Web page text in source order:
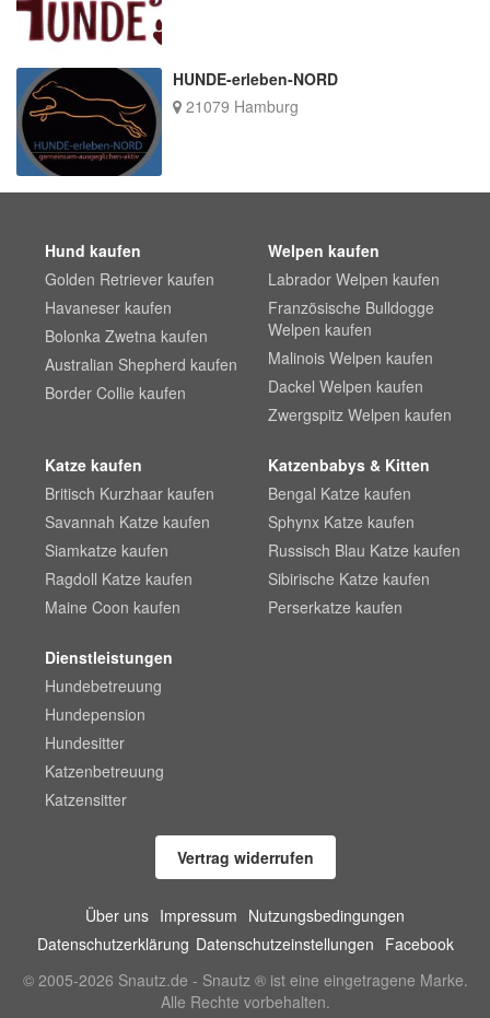
HUNDE-erleben-NORD
21079 Hamburg
Hund kaufen
Golden Retriever kaufen
Havaneser kaufen
Bolonka Zwetna kaufen
Australian Shepherd kaufen
Border Collie kaufen
Welpen kaufen
Labrador Welpen kaufen
Französische Bulldogge
Welpen kaufen
Malinois Welpen kaufen
Dackel Welpen kaufen
Zwergspitz Welpen kaufen
Katze kaufen
Britisch Kurzhaar kaufen
Savannah Katze kaufen
Siamkatze kaufen
Ragdoll Katze kaufen
Maine Coon kaufen
Katzenbabys & Kitten
Bengal Katze kaufen
Sphynx Katze kaufen
Russisch Blau Katze kaufen
Sibirische Katze kaufen
Perserkatze kaufen
Dienstleistungen
Hundebetreuung
Hundepension
Hundesitter
Katzenbetreuung
Katzensitter
Vertrag widerrufen
Über uns Impressum Nutzungsbedingungen
Datenschutzerklärung Datenschutzeinstellungen Facebook
© 2005-2026 Snautz.de - Snautz ® ist eine eingetragene Marke.
Alle Rechte vorbehalten.